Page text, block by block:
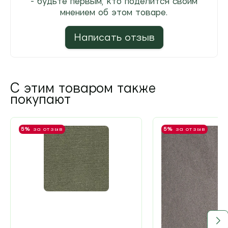
мнением об этом товаре.
Написать отзыв
С этим товаром также
покупают
5% за отзыв 5% за отзыв